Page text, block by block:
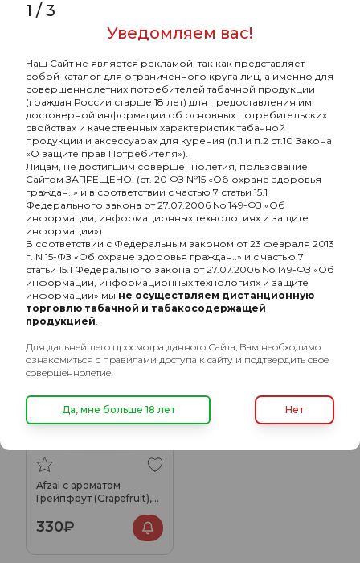
Afzal с ароматом
Ледяной грейпфрут (Icy
grapefruit), 40гр.
330₽
Afzal с ароматом Экстаз
(Ecstasy), 40гр.
330₽
Afzal с ароматом
Грейпфрут (Grapefruit),
330₽
1 /3
Уведомляем вас!
Наш Сайт не является рекламой, так как представляет
собой каталог для ограниченного круга лиц, а именно для
совершеннолетних потребителей табачной продукции
(граждан России старше 18 лет) для предоставления им
достоверной информации об основных потребительских
свойствах и качественных характеристик табачной
продукции и аксессуарах для курения (п.1 и п.2 ст.10 Закона
«О защите прав Потребителя»).
Лицам, не достигшим совершеннолетия, пользование
Сайтом ЗАПРЕЩЕНО. (ст. 20 ФЗ №15 «Об охране здоровья
граждан..» и в соответствии с частью 7 статьи 15.1
Федерального закона от 27.07.2006 No 149-ФЗ «Об
информации, информационных технологиях и защите
информации»)
В соответствии с Федеральным законом от 23 февраля 2013
г. N 15-ФЗ «Об охране здоровья граждан..» и с частью 7
статьи 15.1 Федерального закона от 27.07.2006 No 149-ФЗ «Об
информации, информационных технологиях и защите
информации» мы не осуществляем дистанционную
торговлю табачной и табакосодержащей
продукцией.
Для дальнейшего просмотра данного Сайта, Вам необходимо
ознакомиться с правилами доступа к сайту и подтвердить свое
совершеннолетие.
Да, мне больше 18 лет Нет